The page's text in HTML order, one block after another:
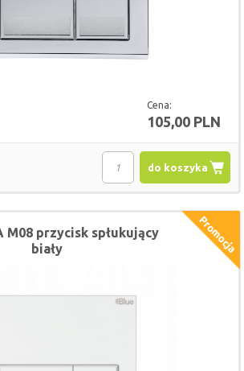
Cena:
105,00 PLN
do koszyka
M08 przycisk spłukujący
biały